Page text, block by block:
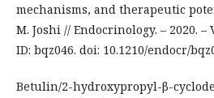
mechanisms, and therapeutic
M. Joshi // Endocrinology. – 2020. –
ID: bqz046. doi: 10.1210/endocr/
Betulin/2-hydroxypropyl-β-